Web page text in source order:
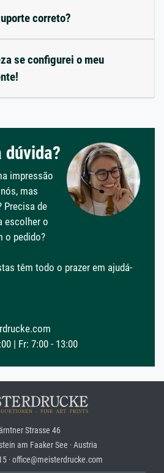
correto?
se configurei o meu
dúvida?
impressão
mas
Precisa de
escolher o
o pedido?
têm todo o prazer em ajudá-
| Fr: 7:00 - 13:00
Strasse 46
am Faaker See · Austria
· office@meisterdrucke.com